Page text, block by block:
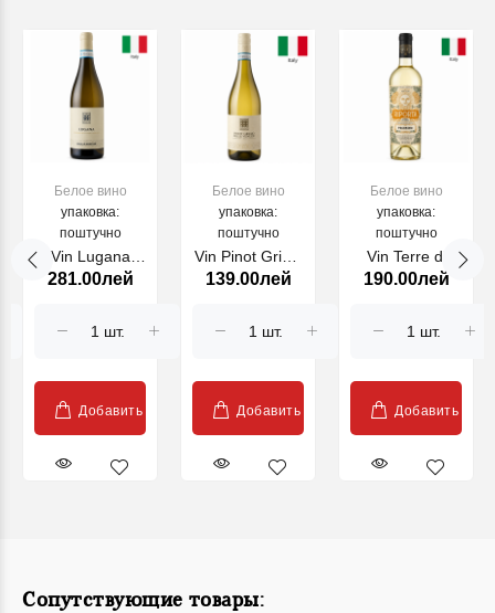
Белое вино
упаковка:
поштучно
Vin Lugana
2024 Cecilia
demisec alb,
281.00лей
Добавить
Белое вино
упаковка:
поштучно
Vin Pinot Grigio
Delle Venezie
sec alb, 750 ml
139.00лей
Добавить
Белое вино
упаковка:
поштучно
Vin Terre di
Chieti Pecorino
750 ml
190.00лей
Добавить
Сопутствующие товары: